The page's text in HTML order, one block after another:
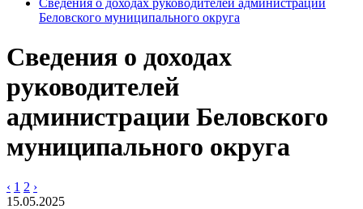
Сведения о доходах руководителей администрации
Беловского муниципального округа
Сведения о доходах
руководителей
администрации Беловского
муниципального округа
‹ 1 2 ›
15.05.2025